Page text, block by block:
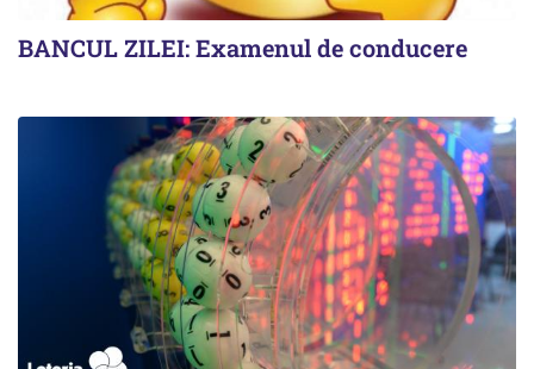
BANCUL ZILEI: Examenul de conducere